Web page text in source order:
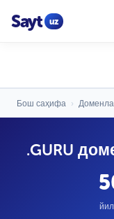
Sayt uz
Бош саҳифа ›
.GURU